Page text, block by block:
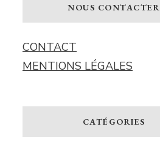
NOUS CONTACTER
CONTACT
MENTIONS LÉGALES
CATÉGORIES